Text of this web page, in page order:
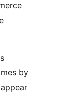
by